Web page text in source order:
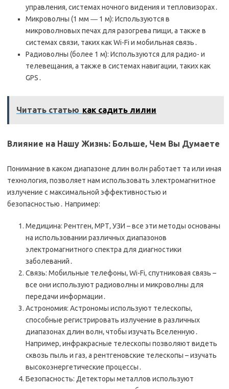
управления‚ системах ночного видения и тепловизорах․
Микроволны (1 мм ― 1 м): Используются в
микроволновых печах для разогрева пищи‚ а также в
системах связи‚ таких как Wi-Fi и мобильная связь․
Радиоволны (более 1 м): Используются для радио- и
телевещания‚ а также в системах навигации‚ таких как
GPS․
Читать статью как садить лилии
Влияние на Нашу Жизнь: Больше‚ Чем Вы Думаете
Понимание в каком диапазоне длин волн работает та или иная
технология‚ позволяет нам использовать электромагнитное
излучение с максимальной эффективностью и
безопасностью․ Например:
Медицина: Рентген‚ МРТ‚ УЗИ – все эти методы основаны
на использовании различных диапазонов
электромагнитного спектра для диагностики
заболеваний․
Связь: Мобильные телефоны‚ Wi-Fi‚ спутниковая связь –
все они используют радиоволны и микроволны для
передачи информации․
Астрономия: Астрономы используют телескопы‚
способные регистрировать излучение в различных
диапазонах длин волн‚ чтобы изучать Вселенную․
Например‚ инфракрасные телескопы позволяют видеть
сквозь пыль и газ‚ а рентгеновские телескопы – изучать
высокоэнергетические процессы․
Безопасность: Детекторы металлов используют